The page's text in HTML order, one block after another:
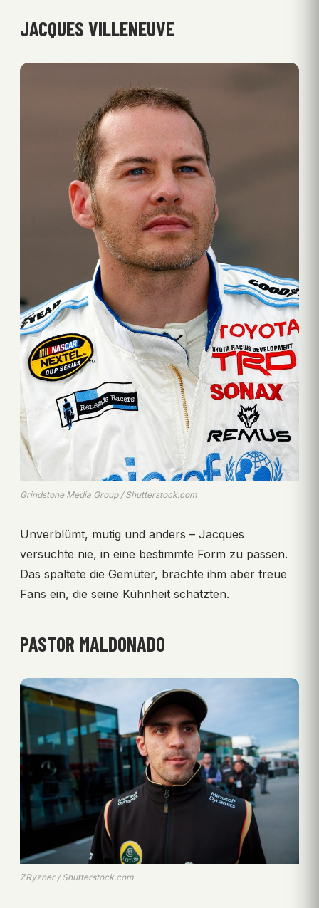
JACQUES VILLENEUVE
Grindstone Media Group / Shutterstock.com
Unverblümt, mutig und anders – Jacques
versuchte nie, in eine bestimmte Form zu passen.
Das spaltete die Gemüter, brachte ihm aber treue
Fans ein, die seine Kühnheit schätzten.
PASTOR MALDONADO
ZRyzner / Shutterstock.com